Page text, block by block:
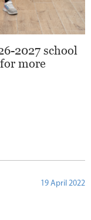
2027 school
more
19 April 2022